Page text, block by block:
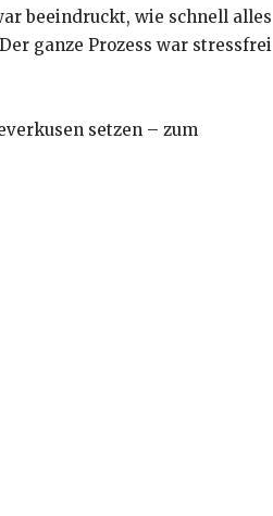
beeindruckt, wie schnell alles
ganze Prozess war stressfrei
setzen – zum